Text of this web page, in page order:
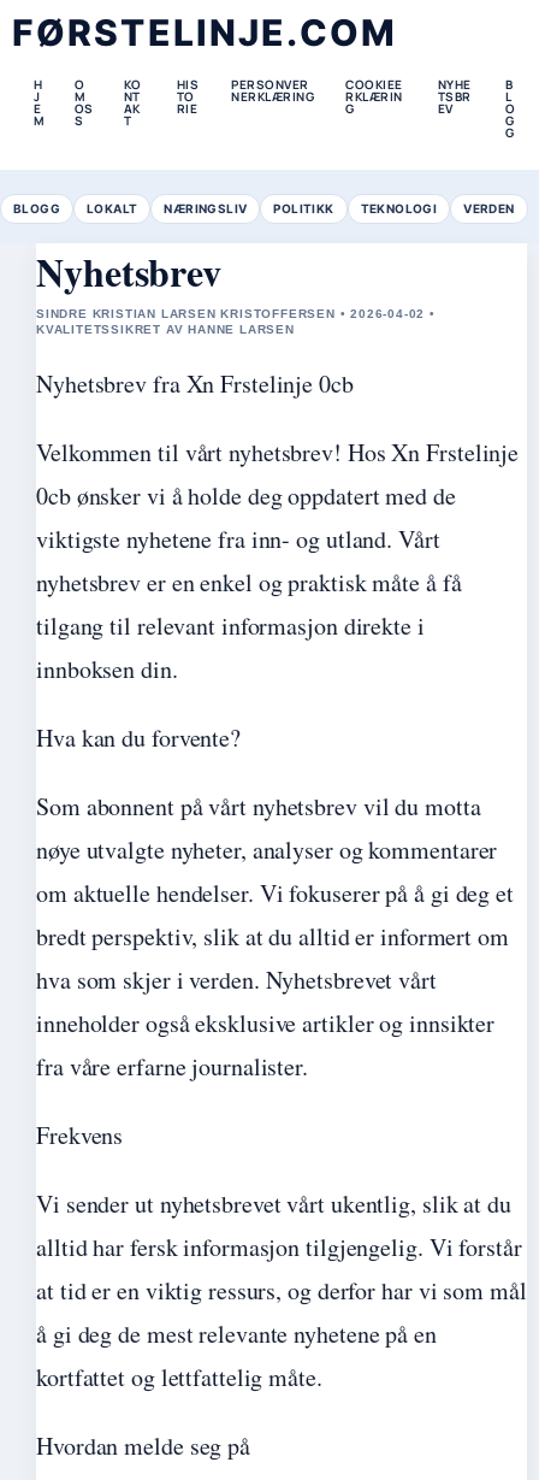
FØRSTELINJE.COM
H
J
E
M
O
M
OS
S
KO
NT
AK
T
HIS
TO
RIE
PERSONVER
NERKLÆRING
COOKIEE
RKLÆRIN
G
NYHE
TSBR
EV
B
L
O
G
G
BLOGG LOKALT NÆRINGSLIV POLITIKK TEKNOLOGI VERDEN
Nyhetsbrev
SINDRE KRISTIAN LARSEN KRISTOFFERSEN • 2026-04-02 •
KVALITETSSIKRET AV HANNE LARSEN
Nyhetsbrev fra Xn Frstelinje 0cb
Velkommen til vårt nyhetsbrev! Hos Xn Frstelinje
0cb ønsker vi å holde deg oppdatert med de
viktigste nyhetene fra inn- og utland. Vårt
nyhetsbrev er en enkel og praktisk måte å få
tilgang til relevant informasjon direkte i
innboksen din.
Hva kan du forvente?
Som abonnent på vårt nyhetsbrev vil du motta
nøye utvalgte nyheter, analyser og kommentarer
om aktuelle hendelser. Vi fokuserer på å gi deg et
bredt perspektiv, slik at du alltid er informert om
hva som skjer i verden. Nyhetsbrevet vårt
inneholder også eksklusive artikler og innsikter
fra våre erfarne journalister.
Frekvens
Vi sender ut nyhetsbrevet vårt ukentlig, slik at du
alltid har fersk informasjon tilgjengelig. Vi forstår
at tid er en viktig ressurs, og derfor har vi som mål
å gi deg de mest relevante nyhetene på en
kortfattet og lettfattelig måte.
Hvordan melde seg på